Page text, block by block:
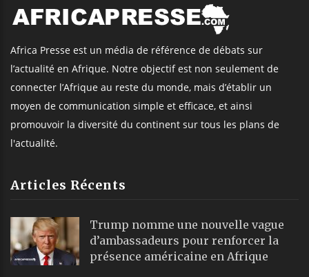
Africa Presse est un média de référence de débats sur
l’actualité en Afrique. Notre objectif est non seulement de
connecter l’Afrique au reste du monde, mais d’établir un
moyen de communication simple et efficace, et ainsi
promouvoir la diversité du continent sur tous les plans de
l'actualité.
Articles Récents
Trump nomme une nouvelle vague
d’ambassadeurs pour renforcer la
présence américaine en Afrique